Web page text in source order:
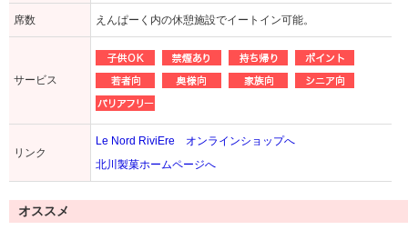
席数 えんぱーく内の休憩施設でイートイン可能。
サービス
リンク
Le Nord RiviEre オンラインショップへ
北川製菓ホームページへ
オススメ